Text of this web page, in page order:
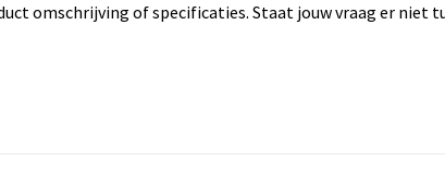
omschrijving of specificaties. Staat jouw vraag er niet